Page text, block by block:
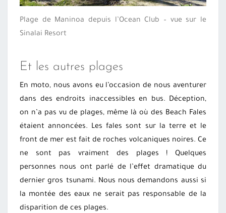
Plage de Maninoa depuis l’Ocean Club – vue sur le
Sinalai Resort
Et les autres plages
En moto, nous avons eu l’occasion de nous aventurer
dans des endroits inaccessibles en bus. Déception,
on n’a pas vu de plages, même là où des Beach Fales
étaient annoncées. Les fales sont sur la terre et le
front de mer est fait de roches volcaniques noires. Ce
ne sont pas vraiment des plages ! Quelques
personnes nous ont parlé de l’effet dramatique du
dernier gros tsunami. Nous nous demandons aussi si
la montée des eaux ne serait pas responsable de la
disparition de ces plages.